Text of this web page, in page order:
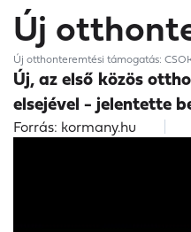
Új
Új otthonteremtési támogatás:
Új, az első közös
elsejével - jelentette
Forrás: kormany.hu